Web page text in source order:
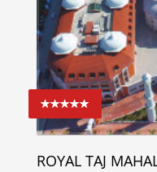
ROYAL TAJ